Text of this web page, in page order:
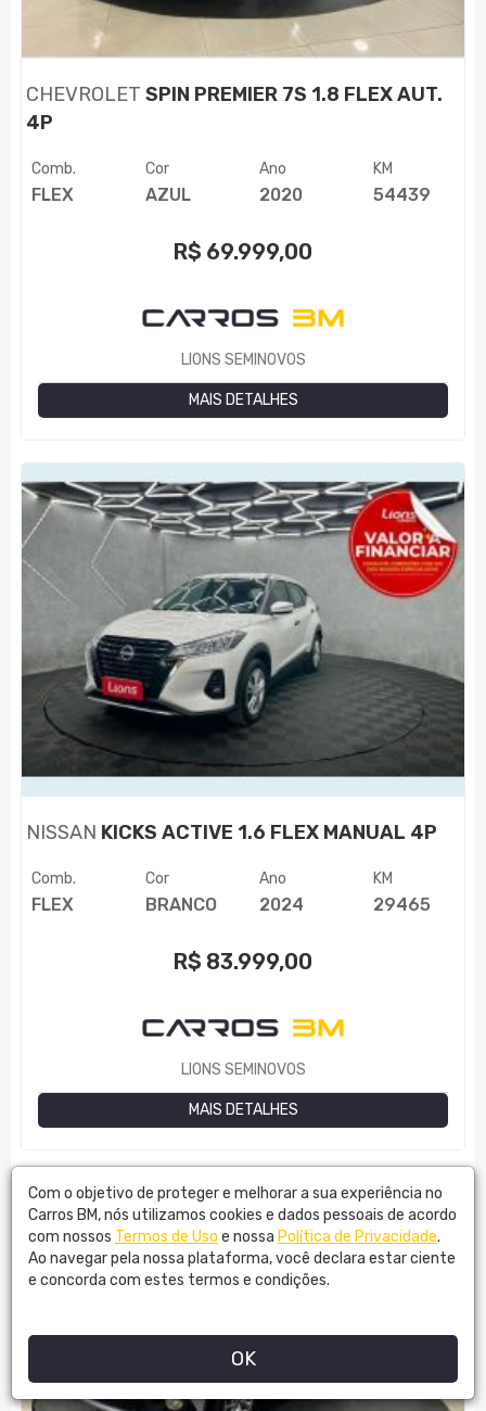
CHEVROLET SPIN PREMIER 7S 1.8 FLEX AUT.
4P
Comb.
FLEX
Cor
AZUL
Ano
2020
KM
54439
R$ 69.999,00
LIONS SEMINOVOS
MAIS DETALHES
NISSAN KICKS ACTIVE 1.6 FLEX MANUAL 4P
Comb.
FLEX
Cor
BRANCO
Ano
2024
KM
29465
R$ 83.999,00
LIONS SEMINOVOS
MAIS DETALHES
Com o objetivo de proteger e melhorar a sua experiência no
Carros BM, nós utilizamos cookies e dados pessoais de acordo
com nossos Termos de Uso e nossa Política de Privacidade.
Ao navegar pela nossa plataforma, você declara estar ciente
e concorda com estes termos e condições.
OK